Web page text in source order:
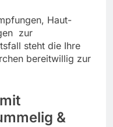
Haut-
zur
steht die Ihre
bereitwillig zur
&